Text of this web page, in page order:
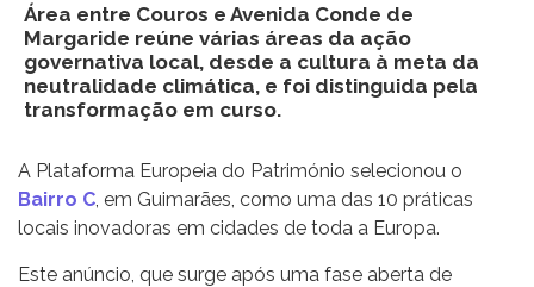
Área entre Couros e Avenida Conde de
Margaride reúne várias áreas da ação
governativa local, desde a cultura à meta da
neutralidade climática, e foi distinguida pela
transformação em curso.
A Plataforma Europeia do Património selecionou o
Bairro C , em Guimarães, como uma das 10 práticas
locais inovadoras em cidades de toda a Europa.
Este anúncio, que surge após uma fase aberta de